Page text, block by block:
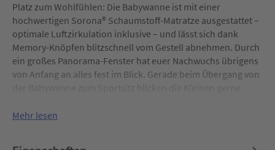
Platz zum Wohlfühlen: Die Babywanne ist mit einer
hochwertigen Sorona® Schaumstoff-Matratze ausgestattet –
optimale Luftzirkulation inklusive – und lässt sich dank
Memory-Knöpfen blitzschnell vom Gestell abnehmen. Durch
ein großes Panorama-Fenster hat euer Nachwuchs übrigens
von Anfang an alles fest im Blick. Gerade beim Übergang von
in als auch entgegen der Fahrtrichtung positioniert werden.
Mehr lesen